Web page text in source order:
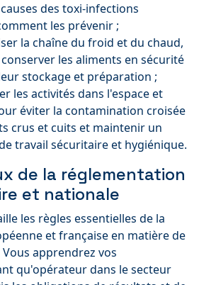
des toxi-infections
les prévenir ;
la chaîne du froid et du chaud,
les aliments en sécurité
stockage et préparation ;
les activités dans l'espace et
éviter la contamination croisée
crus et cuits et maintenir un
travail sécuritaire et hygiénique.
de la réglementation
et nationale
les règles essentielles de la
et française en matière de
apprendrez vos
qu'opérateur dans le secteur